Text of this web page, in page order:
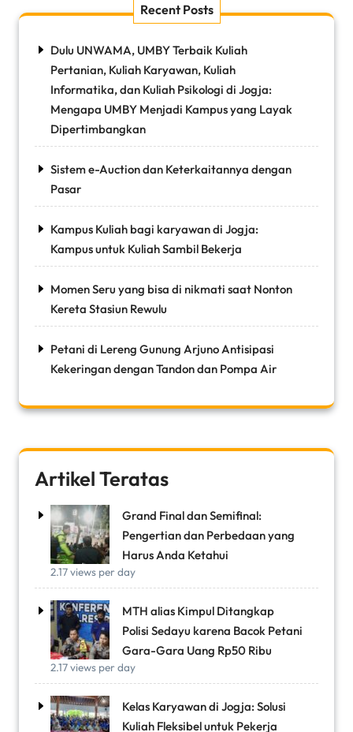
Recent Posts
Dulu UNWAMA, UMBY Terbaik Kuliah
Pertanian, Kuliah Karyawan, Kuliah
Informatika, dan Kuliah Psikologi di Jogja:
Mengapa UMBY Menjadi Kampus yang Layak
Dipertimbangkan
Sistem e-Auction dan Keterkaitannya dengan
Pasar
Kampus Kuliah bagi karyawan di Jogja:
Kampus untuk Kuliah Sambil Bekerja
Momen Seru yang bisa di nikmati saat Nonton
Kereta Stasiun Rewulu
Petani di Lereng Gunung Arjuno Antisipasi
Kekeringan dengan Tandon dan Pompa Air
Artikel Teratas
Grand Final dan Semifinal:
Pengertian dan Perbedaan yang
Harus Anda Ketahui
2.17 views per day
MTH alias Kimpul Ditangkap
Polisi Sedayu karena Bacok Petani
Gara-Gara Uang Rp50 Ribu
2.17 views per day
Kelas Karyawan di Jogja: Solusi
Kuliah Fleksibel untuk Pekerja